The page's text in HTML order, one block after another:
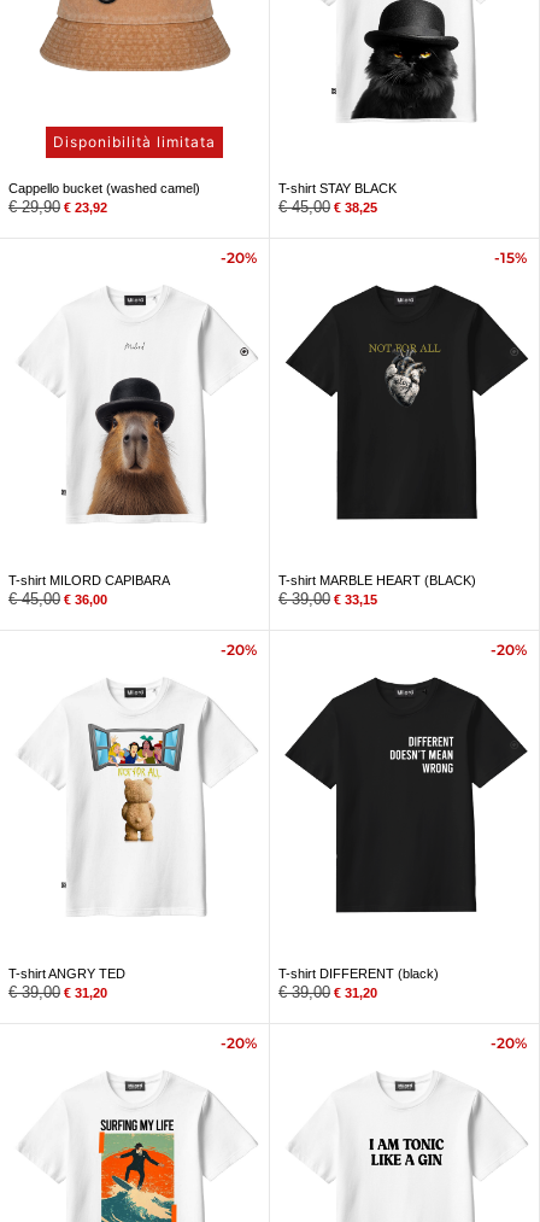
Disponibilità limitata
Cappello bucket (washed camel)
€29,90 € 23,92
T-shirt STAY BLACK
€45,00 € 38,25
-20%
T-shirt MILORD CAPIBARA
€45,00 € 36,00
-15%
T-shirt MARBLE HEART (BLACK)
€39,00 € 33,15
-20%
T-shirt ANGRY TED
€39,00 € 31,20
-20%
T-shirt DIFFERENT (black)
€39,00 € 31,20
-20% -20%